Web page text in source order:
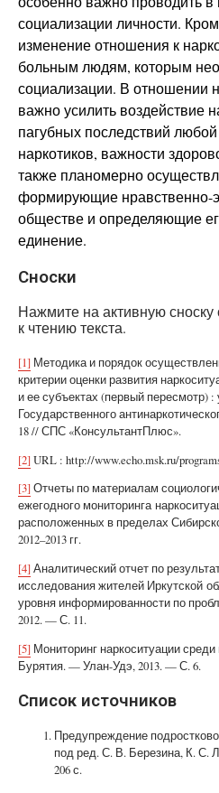
социализации личности.
изменение отношения к
больным людям, которым
социализации. В отношении
важно усилить воздействие
пагубных последствий
наркотиков, важности
также планомерно
формирующие нравственно-
обществе и определяющие
единение.
Сноски
Нажмите на активную сноску
к чтению текста.
[1] Методика и порядок
критерии оценки развития
и ее субъектах (первый пересмотр) :
Государственного
18 // СПС «КонсультантПлюс».
[2]URL : http://www.echo.msk.ru/
[3]Отчеты по материалам
ежегодного мониторинга
расположенных в пределах
2012–2013 гг.
[4]Аналитический отчет по
исследования жителей Иркутской
уровня информированности по
2012. — С. 11.
[5] Мониторинг наркоситуации
Бурятия. — Улан-Удэ, 2013. — С. 6.
Список источников
Предупреждение
под ред. С. В. Березина, К. С.
206 с.